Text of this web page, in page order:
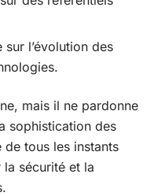
l’évolution des
mais il ne pardonne
sophistication des
de tous les instants
sécurité et la